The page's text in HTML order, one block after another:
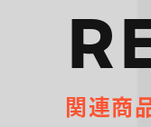
関連商